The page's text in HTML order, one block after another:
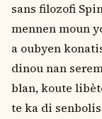
sans filozofi
mennen moun
a oubyen
dinou nan
blan, koute
te ka di